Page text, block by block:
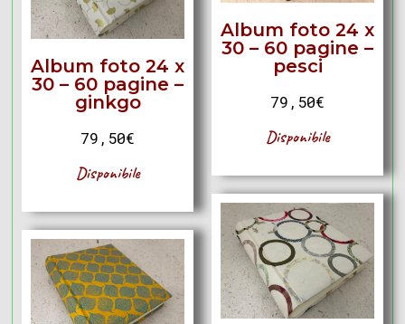
Album foto 24 x
30 – 60 pagine –
pesci
79,50€
Disponibile
Album foto 24 x
30 – 60 pagine –
ginkgo
79,50€
Disponibile